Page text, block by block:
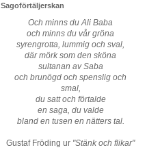
Sagoförtäljerskan
Och minns du Ali Baba
och minns du vår gröna
syrengrotta, lummig och sval,
där mörk som den sköna
sultanan av Saba
och brunögd och spenslig och
smal,
du satt och förtalde
en saga, du valde
bland en tusen en nätters tal.
Gustaf Fröding ur "Stänk och flikar"